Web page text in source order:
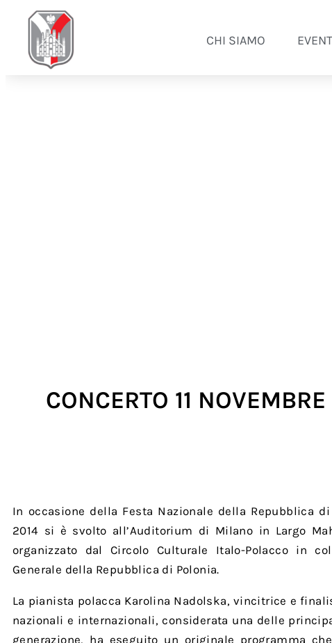
CHI SIAMO
CONCERTO 11
In occasione della Festa Nazionale della Repubblica
2014 si è svolto all’Auditorium di Milano in Largo
organizzato dal Circolo Culturale Italo-Polacco in
Generale della Repubblica di Polonia.
La pianista polacca Karolina Nadolska, vincitrice e
nazionali e internazionali, considerata una delle
generazione, ha eseguito un originale programma